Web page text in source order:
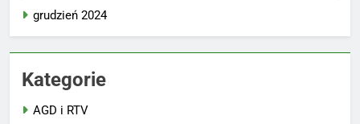
grudzień 2024
Kategorie
AGD i RTV